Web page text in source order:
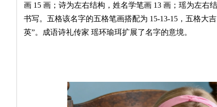
画 15 画；诗为左右结构，姓名学笔画 13 画；瑶为左右
书写。五格该名字的五格笔画搭配为 15-13-15，五格大
英”。成语诗礼传家 瑶环瑜珥扩展了名字的意境。